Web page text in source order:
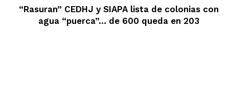
“Rasuran” CEDHJ y SIAPA lista de colonias con
agua “puerca”… de 600 queda en 203